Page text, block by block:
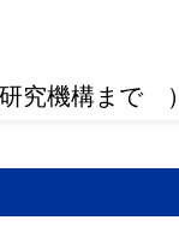
究機構まで ）